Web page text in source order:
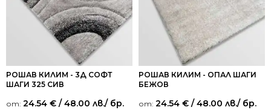
РОШАВ КИЛИМ - 3Д СОФТ
ШАГИ 325 СИВ
от: 24.54 € / 48.00 лв./ бр.
РОШАВ КИЛИМ - ОПАЛ ШАГИ
БЕЖОВ
от: 24.54 € / 48.00 лв./ бр.